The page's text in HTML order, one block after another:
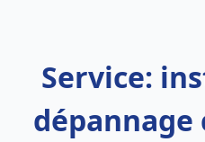
Service:
dépannage